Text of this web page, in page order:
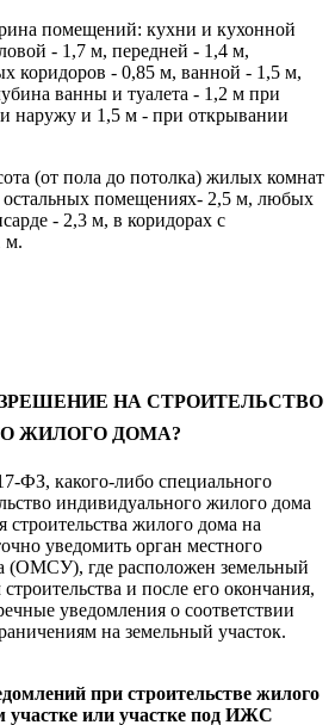
помещений: кухни и кухонной
- 1,7 м, передней - 1,4 м,
коридоров - 0,85 м, ванной - 1,5 м,
ванны и туалета - 1,2 м при
наружу и 1,5 м - при открывании
(от пола до потолка) жилых комнат
помещениях- 2,5 м, любых
- 2,3 м, в коридорах с
м.
НА СТРОИТЕЛЬСТВО
ЖИЛОГО ДОМА?
ФЗ, какого-либо специального
индивидуального жилого дома
жилого дома на
уведомить орган местного
(ОМСУ), где расположен земельный
и после его окончания,
уведомления о соответствии
на земельный участок.
при строительстве жилого
участке или участке под ИЖС